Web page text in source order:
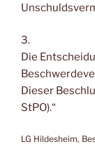
3.
Die
Dieser
StPO).“
LG Hildesheim,